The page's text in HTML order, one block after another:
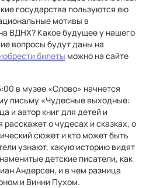
государства пользуются ею
мотивы в
ВДНХ? Какое будущее у нашего
вопросы будут даны на
билеты можно на сайте
в музее «Слово» начнется
письму «Чудесные выходные:
и автор книг для детей и
о чудесах и сказках, о
сюжет и кто может быть
узнают, какую историю видят
детские писатели, как
Андерсен, и в чем разница
и Винни Пухом.